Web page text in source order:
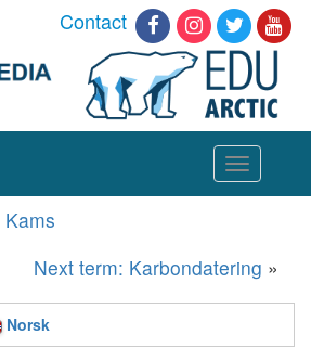
Contact
Toggle
navigation
Next term: Karbondatering »
Norsk